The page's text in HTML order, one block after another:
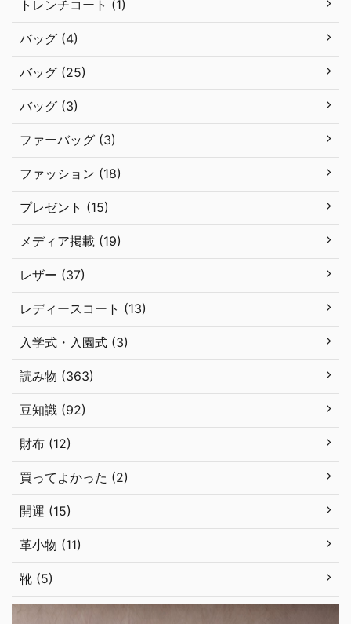
トレンチコート (1)
バッグ (4)
バッグ (25)
バッグ (3)
ファーバッグ (3)
ファッション (18)
プレゼント (15)
メディア掲載 (19)
レザー (37)
レディースコート (13)
入学式・入園式 (3)
読み物 (363)
豆知識 (92)
財布 (12)
買ってよかった (2)
開運 (15)
革小物 (11)
靴 (5)